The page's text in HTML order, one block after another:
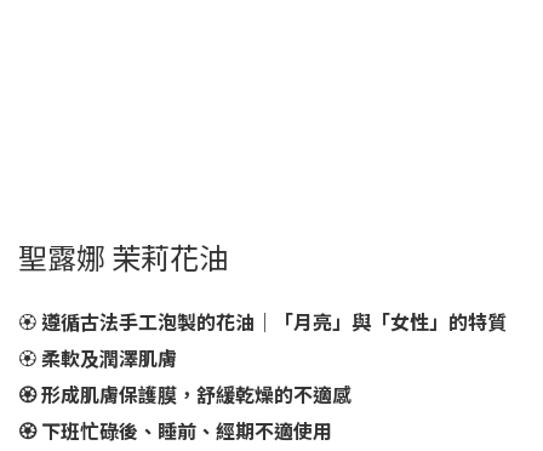
聖露娜 茉莉花油
🏵️遵循古法手工泡製的花油｜「月亮」與「女性」的特質
🏵️柔軟及潤澤肌膚
🏵️ 形成肌膚保護膜，舒緩乾燥的不適感
🏵️ 下班忙碌後、睡前、經期不適使用